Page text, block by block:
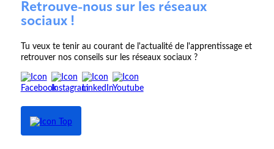
Retrouve-nous sur les réseaux
sociaux !
Tu veux te tenir au courant de l'actualité de l'apprentissage et
retrouver nos conseils sur les réseaux sociaux ?